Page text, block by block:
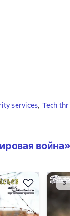
services, Tech
война»